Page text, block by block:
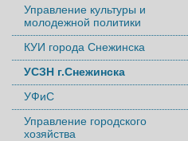
Управление культуры и
молодежной политики
КУИ города Снежинска
УСЗН г.Снежинска
УФиС
Управление городского
хозяйства